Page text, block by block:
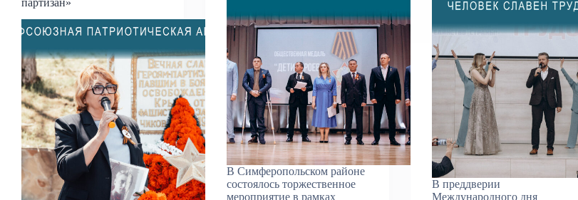
В Симферопольском районе
состоялось торжественное
мероприятие в рамках
В преддверии
Международного дня